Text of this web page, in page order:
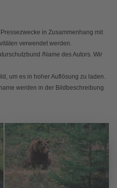
in Zusammenhang mit
verwendet werden.
/Name des Autors. Wir
um es in hoher Auflösung zu laden.
werden in der Bildbeschreibung